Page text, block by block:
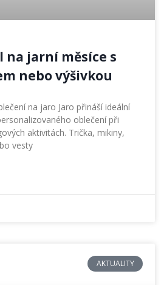
jarní měsíce s
nebo výšivkou
na jaro Jaro přináší ideální
oblečení při
aktivitách. Trička, mikiny,
vesty
AKTUALITY